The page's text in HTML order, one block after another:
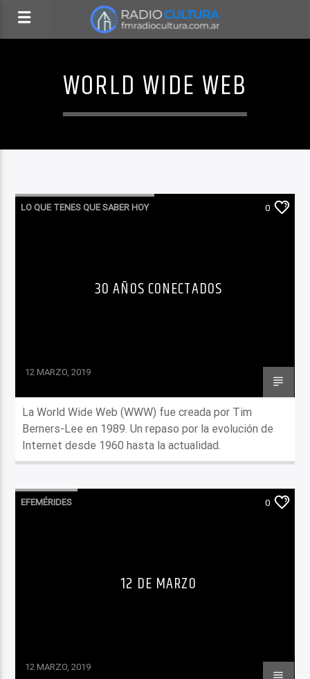
WORLD WIDE WEB
LO QUE TENES QUE SABER HOY 0
30 AÑOS CONECTADOS
12 MARZO, 2019
La World Wide Web (WWW) fue creada por Tim
Berners-Lee en 1989. Un repaso por la evolución de
Internet desde 1960 hasta la actualidad.
EFEMÉRIDES 0
12 DE MARZO
12 MARZO, 2019